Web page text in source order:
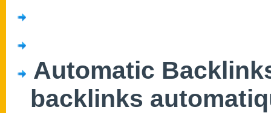
Automatic
backlinks